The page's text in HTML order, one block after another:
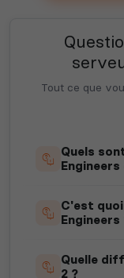
Tout ce que
Quels
Engineers
C'est
Engineers
Quelle
2 ?